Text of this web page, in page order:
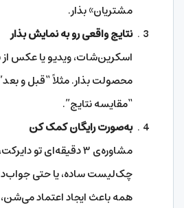
مشتریان» بذار.
نتایج واقعی رو به نمایش بذار
اسکرین‌شات، ویدیو یا عکس از
محصولت بذار. مثلاً “قبل و
“مقایسه نتایج”.
به‌صورت رایگان کمک کن
مشاوره‌ی ۳ دقیقه‌ای تو
چک‌لیست ساده، یا حتی
همه باعث ایجاد اعتماد